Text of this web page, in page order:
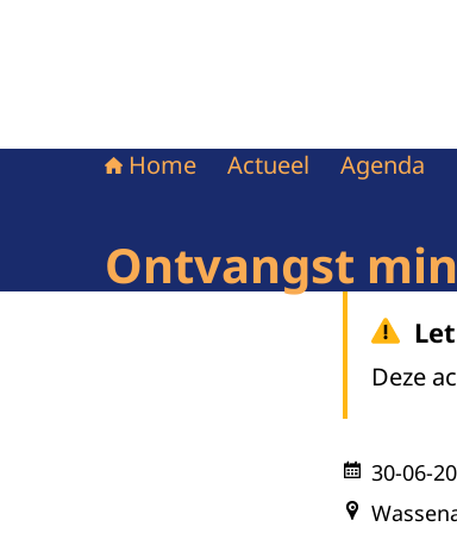
Home Actueel Agenda
Ontvangst
Deze
30-06-